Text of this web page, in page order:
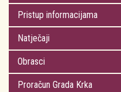
Pristup informacijama
Natječaji
Obrasci
Proračun Grada Krka